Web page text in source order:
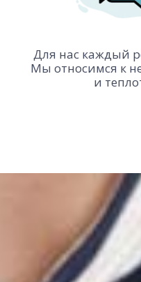
Для нас каждый
Мы относимся к
и